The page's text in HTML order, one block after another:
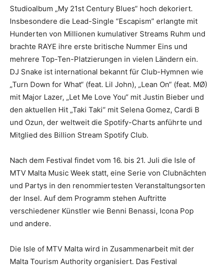
Studioalbum „My 21st Century Blues“ hoch dekoriert.
Insbesondere die Lead-Single “Escapism” erlangte mit
Hunderten von Millionen kumulativer Streams Ruhm und
brachte RAYE ihre erste britische Nummer Eins und
mehrere Top-Ten-Platzierungen in vielen Ländern ein.
DJ Snake ist international bekannt für Club-Hymnen wie
„Turn Down for What“ (feat. Lil John), „Lean On“ (feat. MØ)
mit Major Lazer, „Let Me Love You“ mit Justin Bieber und
den aktuellen Hit „Taki Taki“ mit Selena Gomez, Cardi B
und Ozun, der weltweit die Spotify-Charts anführte und
Mitglied des Billion Stream Spotify Club.
Nach dem Festival findet vom 16. bis 21. Juli die Isle of
MTV Malta Music Week statt, eine Serie von Clubnächten
und Partys in den renommiertesten Veranstaltungsorten
der Insel. Auf dem Programm stehen Auftritte
verschiedener Künstler wie Benni Benassi, Icona Pop
und andere.
Die Isle of MTV Malta wird in Zusammenarbeit mit der
Malta Tourism Authority organisiert. Das Festival